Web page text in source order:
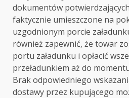
dokumentów
faktycznie umieszczone na
uzgodnionym porcie
również zapewnić, że towar
portu załadunku i opłacić
przeładunkiem aż do
Brak odpowiedniego
dostawy przez kupującego